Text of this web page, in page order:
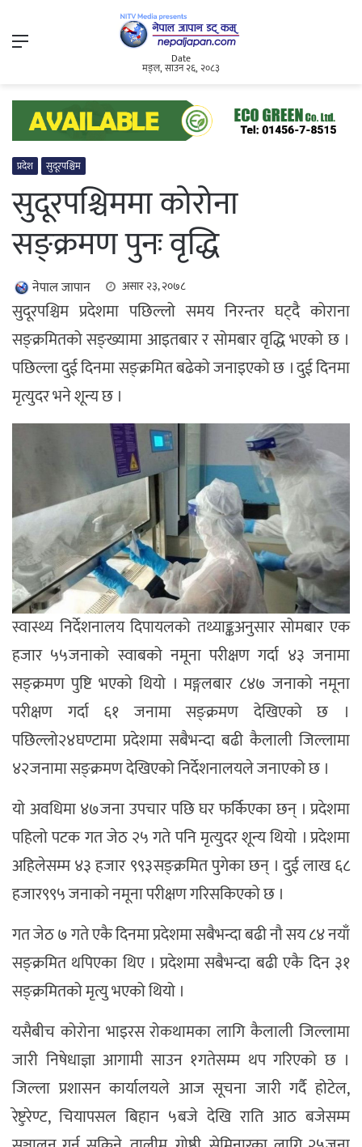
Menu
Date
मङ्ल, साउन २६, २०८३
प्रदेश सुदूरपश्चिम
सुदूरपश्चिममा कोरोना
सङ्क्रमण पुनः वृद्धि
नेपाल जापान असार २३, २०७८
सुदूरपश्चिम प्रदेशमा पछिल्लो समय निरन्तर घट्दै कोराना
सङ्क्रमितको सङ्ख्यामा आइतबार र सोमबार वृद्धि भएको छ ।
पछिल्ला दुई दिनमा सङ्क्रमित बढेको जनाइएको छ । दुई दिनमा
मृत्युदर भने शून्य छ ।
स्वास्थ्य निर्देशनालय दिपायलको तथ्याङ्कअनुसार सोमबार एक
हजार ५५जनाको स्वाबको नमूना परीक्षण गर्दा ४३ जनामा
सङ्क्रमण पुष्टि भएको थियो । मङ्गलबार ८४७ जनाको नमूना
परीक्षण गर्दा ६१ जनामा सङ्क्रमण देखिएको छ ।
पछिल्लो२४घण्टामा प्रदेशमा सबैभन्दा बढी कैलाली जिल्लामा
४२जनामा सङ्क्रमण देखिएको निर्देशनालयले जनाएको छ ।
यो अवधिमा ४७जना उपचार पछि घर फर्किएका छन् । प्रदेशमा
पहिलो पटक गत जेठ २५ गते पनि मृत्युदर शून्य थियो । प्रदेशमा
अहिलेसम्म ४३ हजार ९९३सङ्क्रमित पुगेका छन् । दुई लाख ६८
हजार९९५ जनाको नमूना परीक्षण गरिसकिएको छ ।
गत जेठ ७ गते एकै दिनमा प्रदेशमा सबैभन्दा बढी नौ सय ८४ नयाँ
सङ्क्रमित थपिएका थिए । प्रदेशमा सबैभन्दा बढी एकै दिन ३१
सङ्क्रमितको मृत्यु भएको थियो ।
यसैबीच कोरोना भाइरस रोकथामका लागि कैलाली जिल्लामा
जारी निषेधाज्ञा आगामी साउन १गतेसम्म थप गरिएको छ ।
जिल्ला प्रशासन कार्यालयले आज सूचना जारी गर्दै होटेल,
रेष्टुरेण्ट, चियापसल बिहान ५बजे देखि राति आठ बजेसम्म